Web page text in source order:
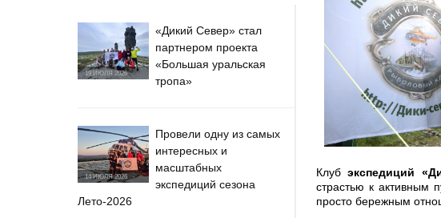
19 ИЮЛЯ 2026
«Дикий Север» стал
партнером проекта
«Большая уральская
тропа»
14 ИЮЛЯ 2026
Провели одну из самых
интересных и
масштабных
экспедиций сезона
Лето-2026
Клубэкспедиций
страстью к активным
просто бережным